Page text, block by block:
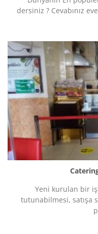
dersiniz ? Cevabınız
Yeni kurulan bir
tutunabilmesi, satışa